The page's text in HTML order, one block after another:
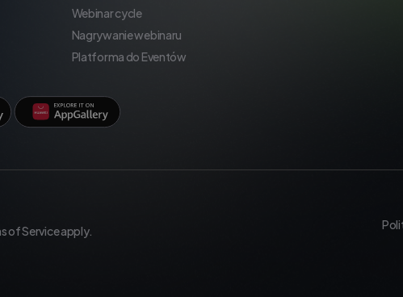
Webinar cycle
Nagrywanie webinaru
Platforma do Eventów
of Serviceapply.